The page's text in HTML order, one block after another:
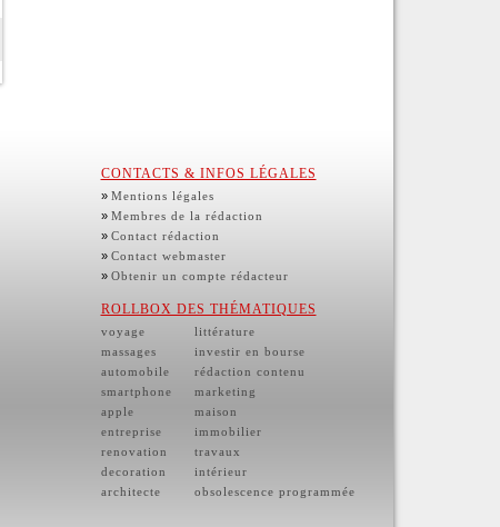
CONTACTS & INFOS LÉGALES
» Mentions légales
» Membres de la rédaction
» Contact rédaction
» Contact webmaster
» Obtenir un compte rédacteur
ROLLBOX DES THÉMATIQUES
voyage
massages
automobile
smartphone
apple
entreprise
renovation
decoration
architecte
littérature
investir en bourse
rédaction contenu
marketing
maison
immobilier
travaux
intérieur
obsolescence programmée